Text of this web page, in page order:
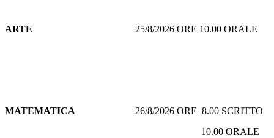
ARTE 25/8/2026 ORE 10.00 ORALE
MATEMATICA
26/8/2026 ORE 8.00 SCRITTO
10.00 ORALE